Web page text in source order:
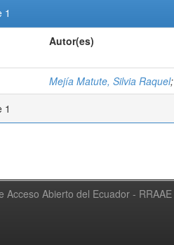
1
Autor(es)
Mejía Matute, Silvia Raquel;
1
Abierto del Ecuador - RRAAE